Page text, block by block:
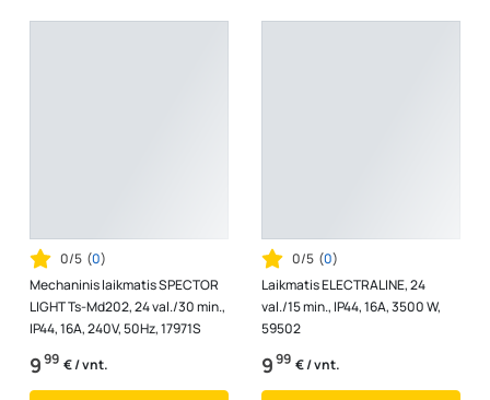
0/5 (0)
Mechaninis laikmatis SPECTOR
LIGHT Ts-Md202, 24 val./30 min.,
IP44, 16A, 240V, 50Hz, 17971S
999 € / vnt.
0/5 (0)
Laikmatis ELECTRALINE, 24
val./15 min., IP44, 16A, 3500 W,
59502
999 € / vnt.